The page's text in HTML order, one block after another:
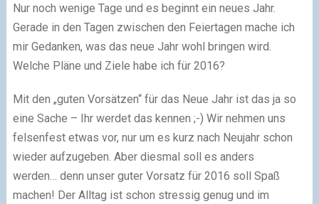
Nur noch wenige Tage und es beginnt ein neues Jahr.
Gerade in den Tagen zwischen den Feiertagen mache ich
mir Gedanken, was das neue Jahr wohl bringen wird.
Welche Pläne und Ziele habe ich für 2016?
Mit den „guten Vorsätzen“ für das Neue Jahr ist das ja so
eine Sache – Ihr werdet das kennen ;-) Wir nehmen uns
felsenfest etwas vor, nur um es kurz nach Neujahr schon
wieder aufzugeben. Aber diesmal soll es anders
werden… denn unser guter Vorsatz für 2016 soll Spaß
machen! Der Alltag ist schon stressig genug und im